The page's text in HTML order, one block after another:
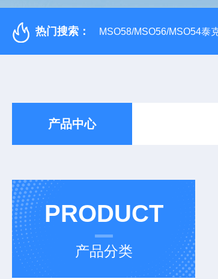
热门搜索： MSO58/MSO56/MSO54泰
产品中心
PRODUCT
产品分类